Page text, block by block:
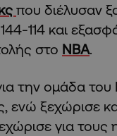
που διέλυσαν
114 και
στο ΝΒΑ.
την ομάδα
ενώ ξεχώρισε
για τους